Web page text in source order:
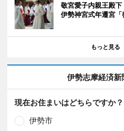
敬宮愛子内親王殿
伊勢神宮式年遷宮
もっと見る
伊勢志摩経済新
現在お住まいはどちらですか？
伊勢市